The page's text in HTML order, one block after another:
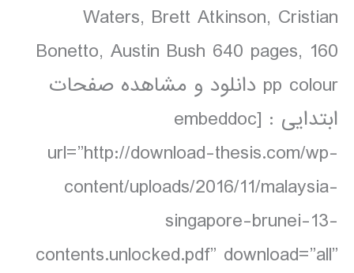
Waters, Brett Atkinson, Cristian
Bonetto, Austin Bush 640 pages, 160
pp colour دانلود و مشاهده صفحات
ابتدایی : [embeddoc
url=”http://download-thesis.com/wp-
content/uploads/2016/11/malaysia-
singapore-brunei-13-
contents.unlocked.pdf” download=”all”